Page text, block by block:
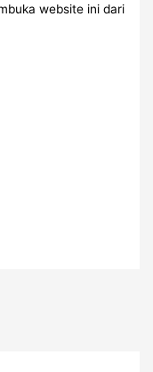
website ini dari